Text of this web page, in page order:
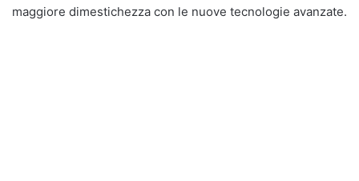
maggiore dimestichezza con le nuove tecnologie avanzate.